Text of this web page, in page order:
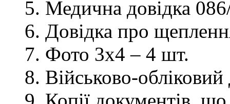
Медична довідка
Довідка про
Фото 3х4 – 4 шт.
Військово-